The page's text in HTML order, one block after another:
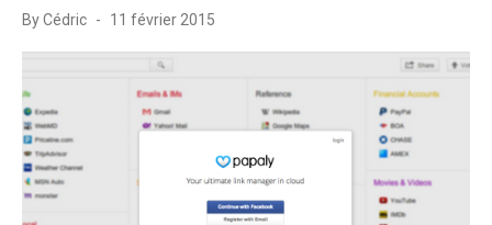
ByCédric
Posted
11 février 2015